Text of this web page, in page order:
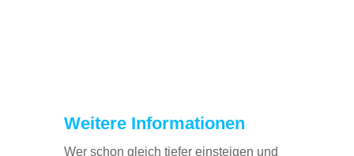
Weitere Informationen
Wer schon gleich tiefer einsteigen und